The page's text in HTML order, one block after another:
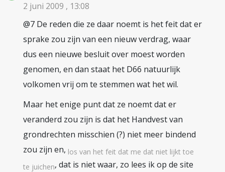
2 juni 2009 , 13:08
@7 De reden die ze daar noemt is het feit dat er
sprake zou zijn van een nieuw verdrag, waar
dus een nieuwe besluit over moest worden
genomen, en dan staat het D66 natuurlijk
volkomen vrij om te stemmen wat het wil.
Maar het enige punt dat ze noemt dat er
veranderd zou zijn is dat het Handvest van
grondrechten misschien (?) niet meer bindend
zou zijn en, los van het feit dat me dat niet lijkt toe
te juichen, dat is niet waar, zo lees ik op de site